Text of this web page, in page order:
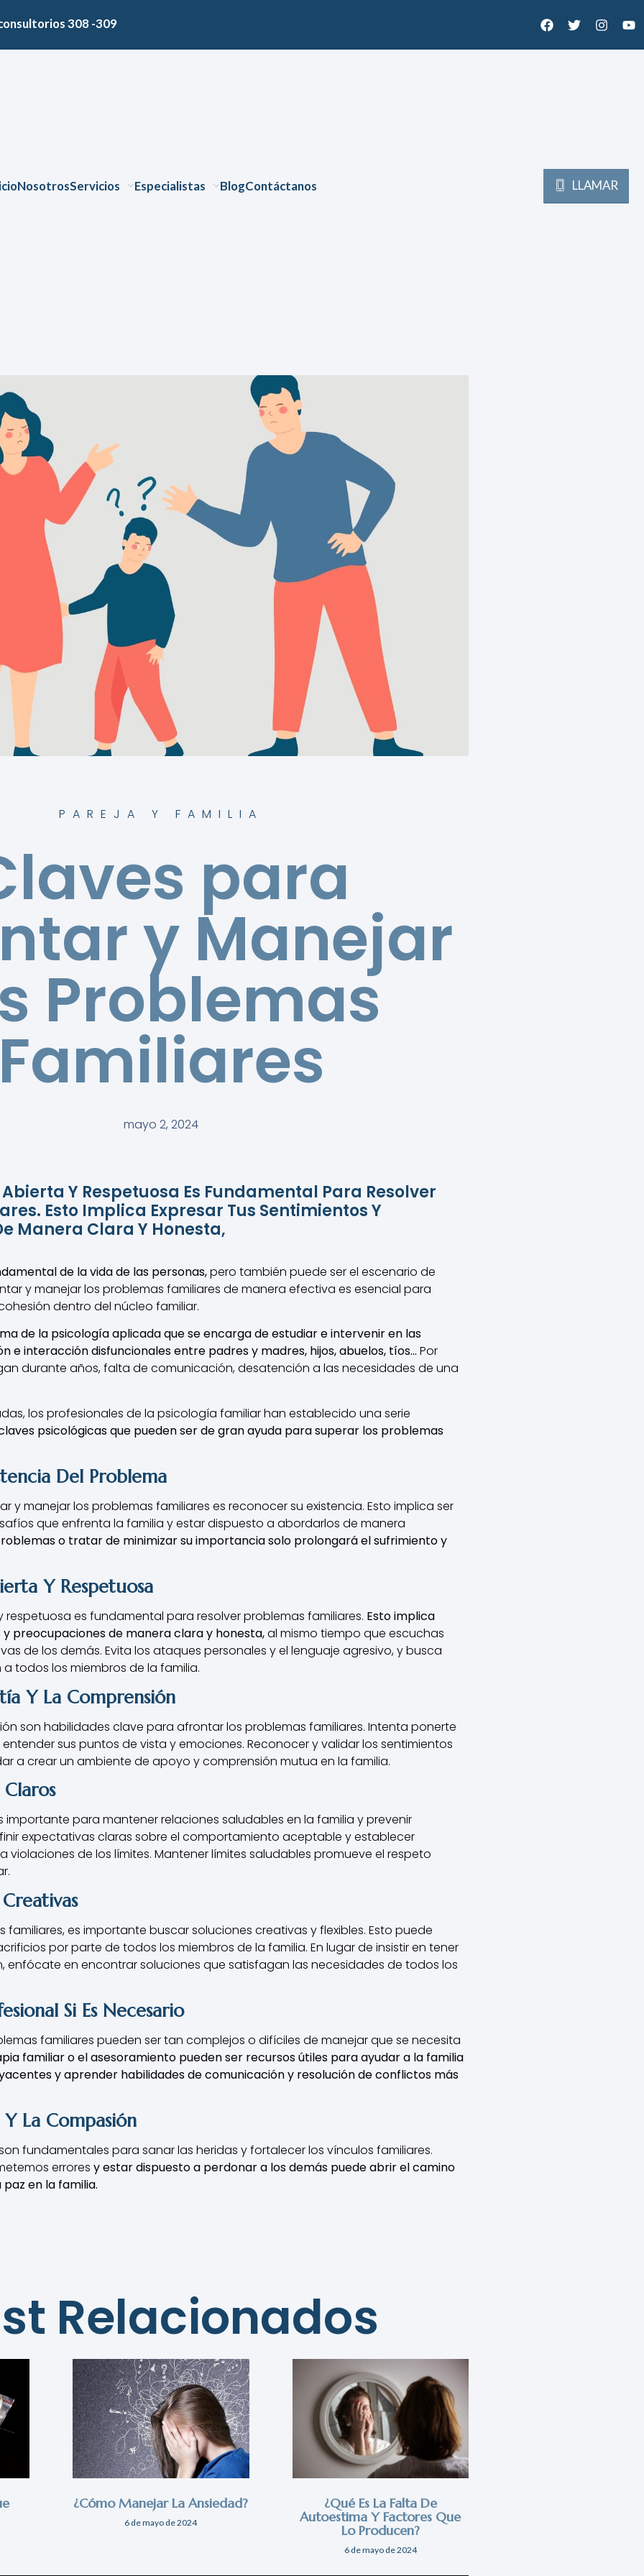
308 -309
NosotrosServicios Especialistas BlogContáctanos LLAMAR
PAREJA Y FAMILIA
para
y Manejar
Problemas
mayo 2, 2024
Y Respetuosa Es Fundamental Para Resolver
Esto Implica Expresar Tus Sentimientos Y
Manera Clara Y Honesta,
de la vida de las personas,pero también puede ser el escenario de
y manejar los problemas familiares de manera efectiva es esencial para
dentro del núcleo familiar.
de la psicología aplicada que se encarga de estudiar e intervenir en las
e interacción disfuncionales entre padres y madres, hijos, abuelos, tíos… Por
durante años, falta de comunicación, desatención a las necesidades de una
los profesionales de la psicología familiar han establecido una serie
psicológicas que pueden ser de gran ayuda para superar los problemas
Del Problema
y manejar los problemas familiares es reconocer su existencia. Esto implica ser
que enfrenta la familia y estar dispuesto a abordarlos de manera
o tratar de minimizar su importancia solo prolongará el sufrimiento y
Y Respetuosa
es fundamental para resolver problemas familiares. Esto implica
preocupaciones de manera clara y honesta,al mismo tiempo que escuchas
de los demás. Evita los ataques personales y el lenguaje agresivo, y busca
todos los miembros de la familia.
Y La Comprensión
son habilidades clave para afrontar los problemas familiares. Intenta ponerte
sus puntos de vista y emociones. Reconocer y validar los sentimientos
a crear un ambiente de apoyo y comprensión mutua en la familia.
importante para mantener relaciones saludables en la familia y prevenir
expectativas claras sobre el comportamiento aceptable y establecer
violaciones de los límites. Mantener límites saludables promueve el respeto
es importante buscar soluciones creativas y flexibles. Esto puede
por parte de todos los miembros de la familia. En lugar de insistir en tener
enfócate en encontrar soluciones que satisfagan las necesidades de todos los
Si Es Necesario
familiares pueden ser tan complejos o difíciles de manejar que se necesita
familiar o el asesoramiento pueden ser recursos útiles para ayudar a la familia
y aprender habilidades de comunicación y resolución de conflictos más
La Compasión
fundamentales para sanar las heridas y fortalecer los vínculos familiares.
errores y estar dispuesto a perdonar a los demás puede abrir el camino
en la familia.
Relacionados
¿Cómo Manejar La Ansiedad?
6 de mayo de 2024
¿Qué Es La Falta De
Autoestima Y Factores Que
Lo Producen?
6 de mayo de 2024